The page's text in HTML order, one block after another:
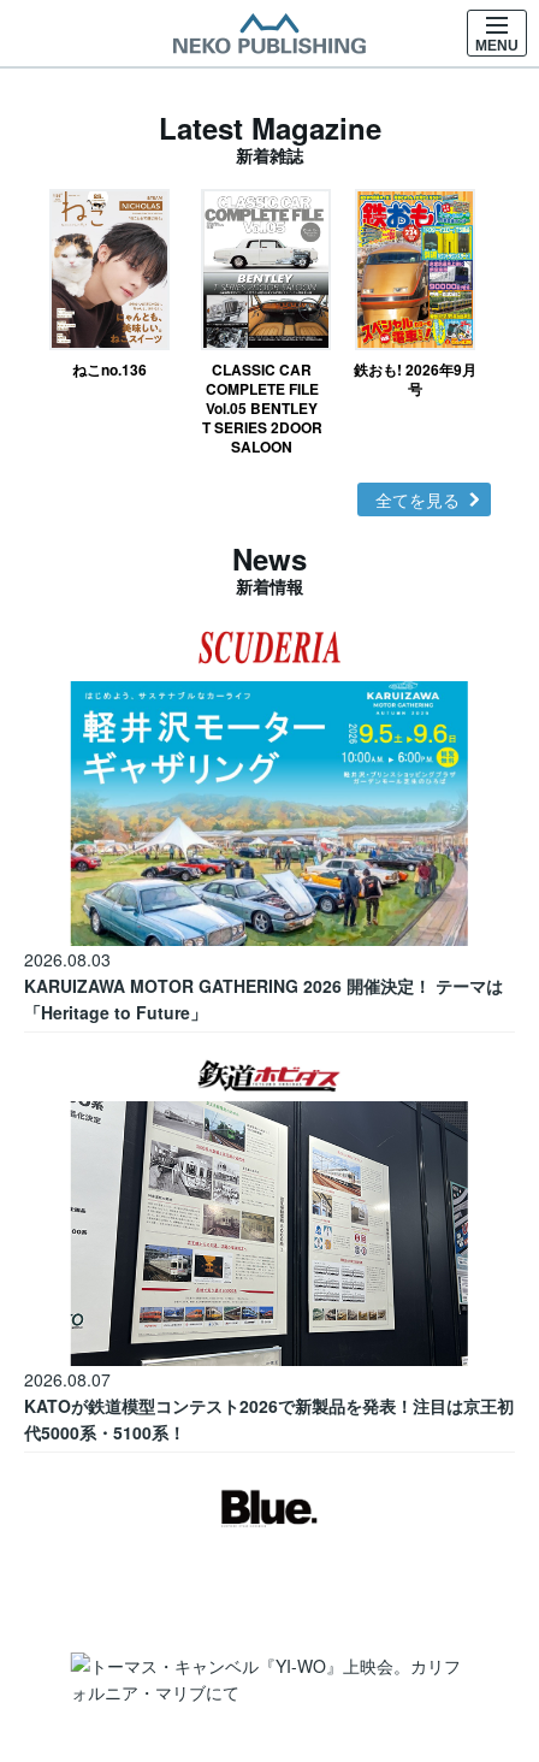
MENU
Latest Magazine
新着雑誌
ねこno.136
CLASSIC CAR
COMPLETE FILE
Vol.05 BENTLEY
T SERIES 2DOOR
SALOON
鉄おも! 2026年9月
号
全てを見る
News
新着情報
2026.08.03
KARUIZAWA MOTOR GATHERING 2026 開催決定！ テーマは
「Heritage to Future」
2026.08.07
KATOが鉄道模型コンテスト2026で新製品を発表！注目は京王初
代5000系・5100系！